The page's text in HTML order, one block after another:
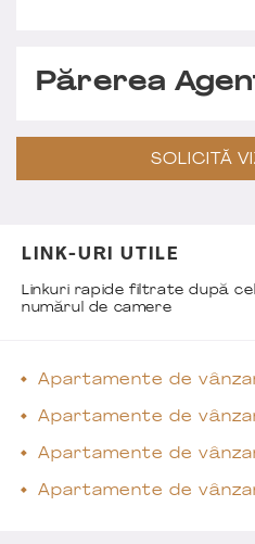
Părerea
SOLICITĂ
LINK-URI UTILE
Linkuri rapide filtrate după
numărul de camere
Apartamente de
Apartamente de
Apartamente de
Apartamente de